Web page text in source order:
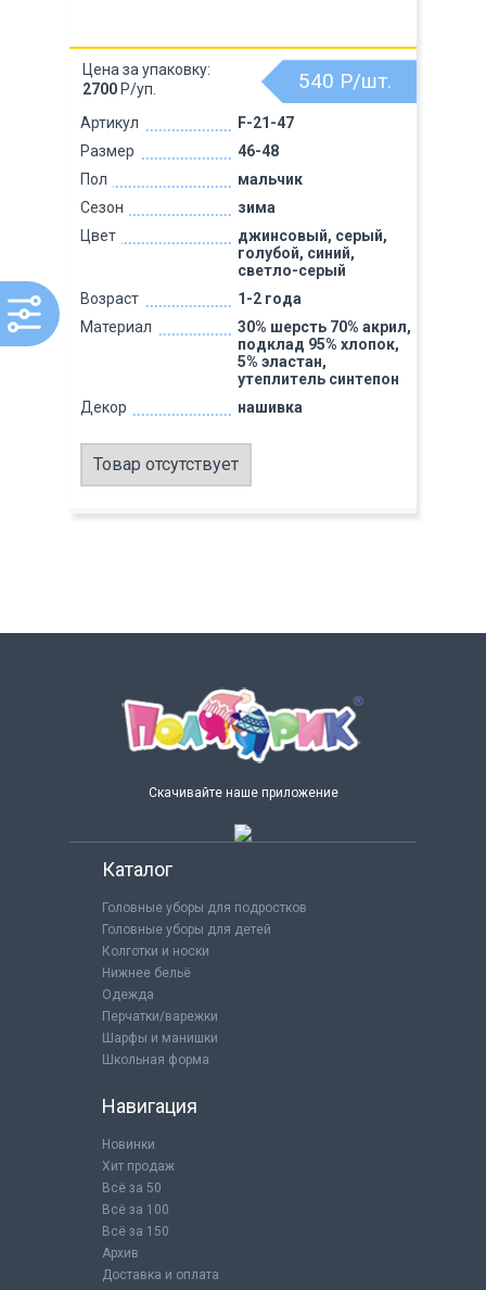
Артикул
F-21-47
Размер
46-48
Пол
мальчик
Сезон
зима
Цвет
джинсовый, серый,
голубой, синий,
светло-серый
Возраст
1-2 года
Материал
30% шерсть 70% акрил,
подклад 95% хлопок,
5% эластан,
утеплитель синтепон
Декор
нашивка
540 Р/шт.
Цена за упаковку:
2700 Р/уп.
Товар отсутствует
Скачивайте наше приложение
Каталог
Головные уборы для подростков
Головные уборы для детей
Колготки и носки
Нижнее бельё
Одежда
Перчатки/варежки
Шарфы и манишки
Школьная форма
Навигация
Новинки
Хит продаж
Всё за 50
Всё за 100
Всё за 150
Архив
Доставка и оплата